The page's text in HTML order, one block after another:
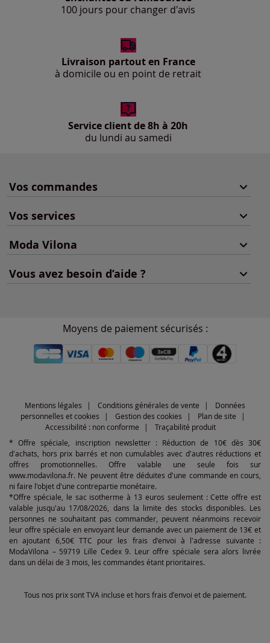
100 jours pour changer d'avis
Livraison partout en France
à domicile ou en point de retrait
Service client de 8h à 20h
du lundi au samedi
Vos commandes
Vos services
Moda Vilona
Vous avez besoin d’aide ?
Moyens de paiement sécurisés :
Mentions légales Conditions générales de vente
Données
personnelles et cookies
Gestion des cookies
Plan de site
Accessibilité : non conforme
Traçabilité produit
* Offre spéciale, inscription newsletter : Réduction de 10€ dès 30€
d'achats, hors prix barrés et non cumulables avec d'autres réductions et
offres promotionnelles. Offre valable une seule fois sur
www.modavilona.fr. Ne peuvent être déduites d'une commande en cours,
ni faire l'objet d'une contrepartie monétaire.
*Offre spéciale, le sac isotherme à 13 euros seulement : Cette offre est
valable jusqu'au 17/08/2026, dans la limite des stocks disponibles. Les
personnes ne souhaitant pas commander, peuvent néanmoins recevoir
leur offre spéciale en envoyant leur demande avec un paiement de 13€ et
en ajoutant 6,50€ TTC pour les frais d'envoi à l'adresse suivante :
ModaVilona – 59719 Lille Cedex 9. Leur offre spéciale sera alors livrée
dans un délai de 3 mois, les commandes étant prioritaires.
Tous nos prix sont TVA incluse et hors frais d'envoi et de paiement.